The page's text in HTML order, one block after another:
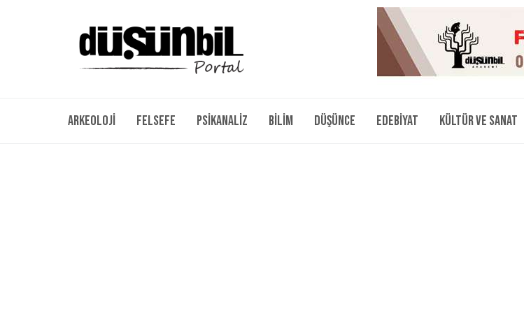
Arkeoloji Felsefe Psikanaliz Bilim Düşünce Edebiyat Kültür ve Sanat